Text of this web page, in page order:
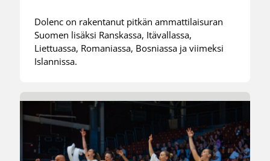
Dolenc on rakentanut pitkän ammattilaisuran
Suomen lisäksi Ranskassa, Itävallassa,
Liettuassa, Romaniassa, Bosniassa ja viimeksi
Islannissa.